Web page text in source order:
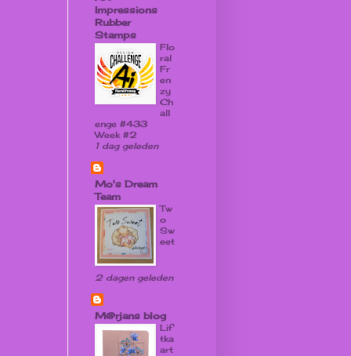
Impressions
Rubber
Stamps
Flo
ral
Fr
en
zy
Ch
all
enge #433
Week #2
1 dag geleden
Mo's Dream
Team
Tw
o
Sw
eet
2 dagen geleden
M@rjans blog
Lif
tka
art